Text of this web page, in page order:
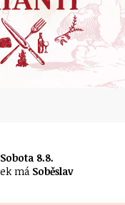
Sobota 8.8.
má Soběslav